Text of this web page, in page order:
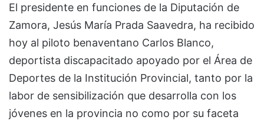
El presidente en funciones de la Diputación de
Zamora, Jesús María Prada Saavedra, ha recibido
hoy al piloto benaventano Carlos Blanco,
deportista discapacitado apoyado por el Área de
Deportes de la Institución Provincial, tanto por la
labor de sensibilización que desarrolla con los
jóvenes en la provincia no como por su faceta